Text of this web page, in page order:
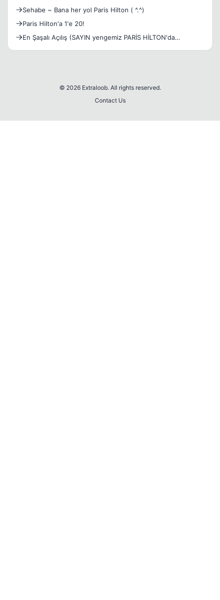
Sehabe ~ Bana her yol Paris Hilton ( ^.^)
Paris Hilton'a 1'e 20!
En Şaşalı Açılış (SAYIN yengemiz PARİS HİLTON'da
© 2026 Extraloob. All rights reserved.
Contact Us